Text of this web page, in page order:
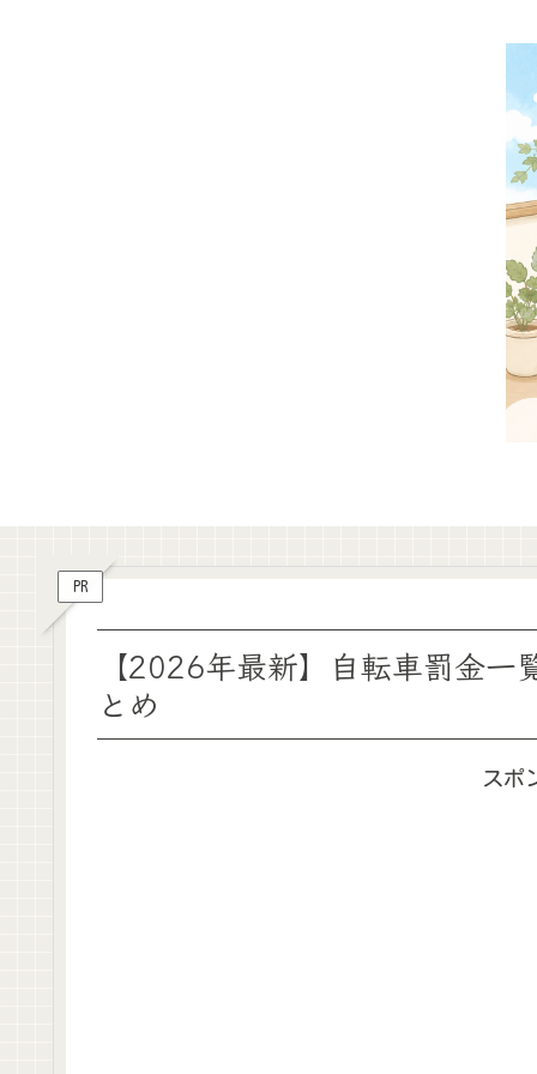
PR
【2026年最新】自転車罰金
とめ
スポ